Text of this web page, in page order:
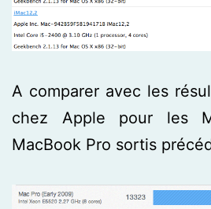
A comparer avec les
chez Apple pour les
MacBook Pro sortis